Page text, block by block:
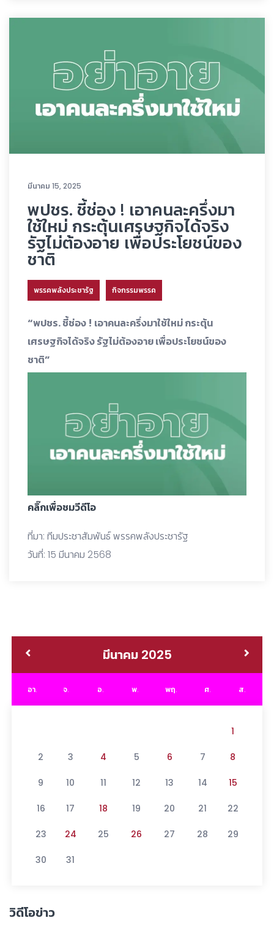
มีนาคม 15, 2025
พปชร. ชี้ช่อง ! เอาคนละครึ่งมา
ใช้ใหม่ กระตุ้นเศรษฐกิจได้จริง
รัฐไม่ต้องอาย เพื่อประโยชน์ของ
ชาติ
พรรคพลังประชารัฐ กิจกรรมพรรค
“พปชร. ชี้ช่อง ! เอาคนละครึ่งมาใช้ใหม่ กระตุ้น
เศรษฐกิจได้จริง รัฐไม่ต้องอาย เพื่อประโยชน์ของ
ชาติ”
คลิ๊กเพื่อชมวีดีโอ
ที่มา: ทีมประชาสัมพันธ์ พรรคพลังประชารัฐ
วันที่: 15 มีนาคม 2568
มีนาคม 2025
อา. จ. อ. พ. พฤ. ศ. ส.
1
2 3 4 5 6 7 8
9 10 11 12 13 14 15
16 17 18 19 20 21 22
23 24 25 26 27 28 29
30 31
วิดีโอข่าว